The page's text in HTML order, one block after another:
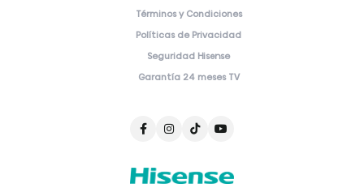
Términos y Condiciones
Políticas de Privacidad
Seguridad Hisense
Garantía 24 meses TV